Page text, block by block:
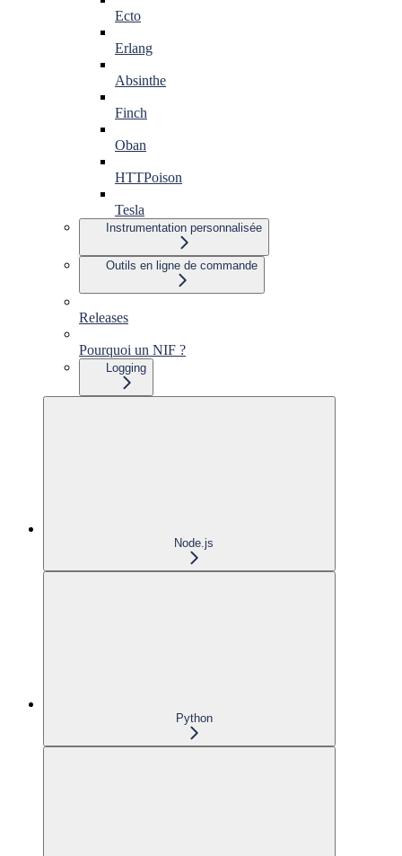
Ecto
Erlang
Absinthe
Finch
Oban
HTTPoison
Tesla
Instrumentation personnalisée
Outils en ligne de commande
Releases
Pourquoi un NIF ?
Logging
Node.js
Python